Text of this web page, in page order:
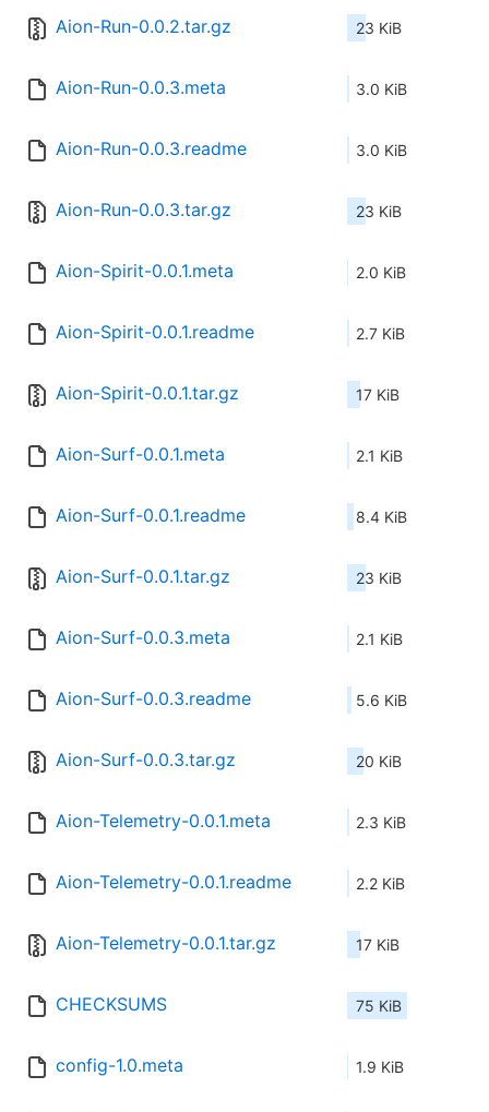
Aion-Run-0.0.2.tar.gz 23 KiB
Aion-Run-0.0.3.meta 3.0 KiB
Aion-Run-0.0.3.readme 3.0 KiB
Aion-Run-0.0.3.tar.gz 23 KiB
Aion-Spirit-0.0.1.meta 2.0 KiB
Aion-Spirit-0.0.1.readme 2.7 KiB
Aion-Spirit-0.0.1.tar.gz 17 KiB
Aion-Surf-0.0.1.meta 2.1 KiB
Aion-Surf-0.0.1.readme 8.4 KiB
Aion-Surf-0.0.1.tar.gz 23 KiB
Aion-Surf-0.0.3.meta 2.1 KiB
Aion-Surf-0.0.3.readme 5.6 KiB
Aion-Surf-0.0.3.tar.gz 20 KiB
Aion-Telemetry-0.0.1.meta 2.3 KiB
Aion-Telemetry-0.0.1.readme 2.2 KiB
Aion-Telemetry-0.0.1.tar.gz 17 KiB
CHECKSUMS 75 KiB
config-1.0.meta 1.9 KiB